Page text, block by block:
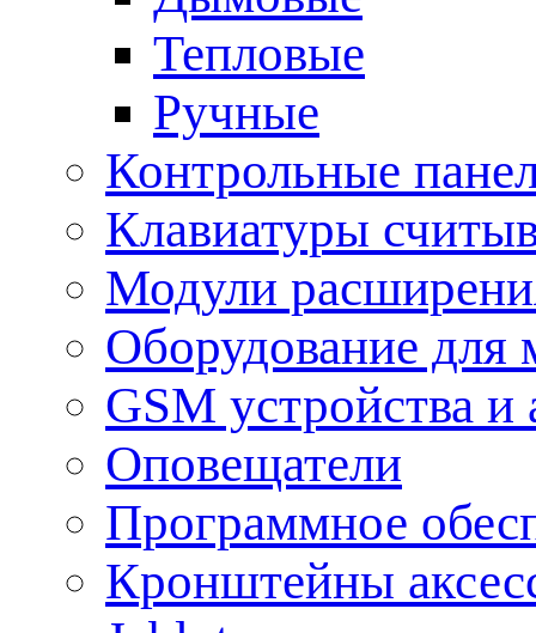
Тепловые
Ручные
Контрольные
Клавиатуры
Модули
Оборудование для
GSM устройства и
Оповещатели
Программное
Кронштейны